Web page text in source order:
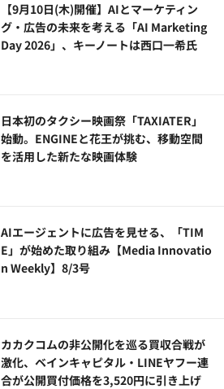
【9月10日(木)開催】AIとマーケティン
グ・広告の未来を考える「AI Marketing
Day 2026」、キーノートは西口一希氏
日本初のタクシー映画祭「TAXIATER」
始動。ENGINEと花王が挑む、移動空間
を活用した新たな映画体験
AIエージェントに広告を見せる、「TIM
E」が始めた取り組み【Media Innovatio
n Weekly】8/3号
カカクコムの非公開化を巡る買収合戦が
激化、ベインキャピタル・LINEヤフー連
合が公開買付価格を3,520円に引き上げ